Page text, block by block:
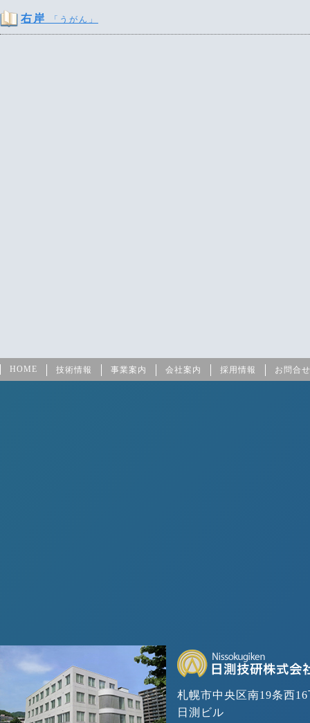
右岸 「うがん」
HOME 技術情報 事業案内 会社案内 採用情報 お問合せ
札幌市中央区南19条西
日測ビル